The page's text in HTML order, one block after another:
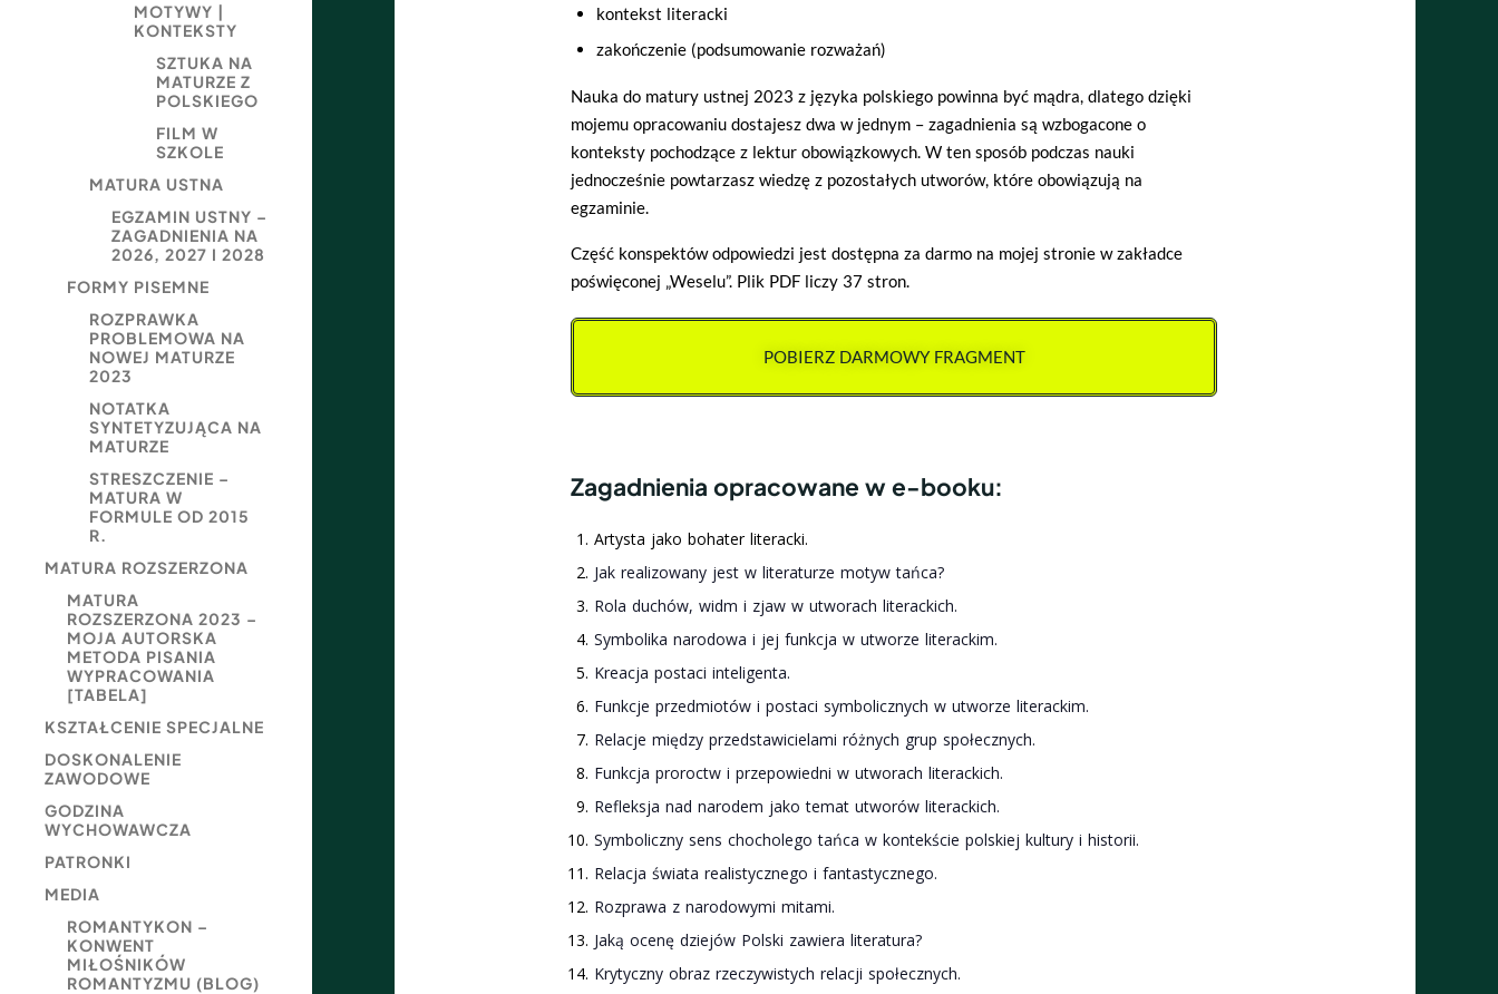
MOTYWY |
KONTEKSTY
SZTUKA NA
MATURZE Z
POLSKIEGO
FILM W
SZKOLE
MATURA USTNA
EGZAMIN USTNY –
ZAGADNIENIA NA
2026, 2027 I 2028
FORMY PISEMNE
ROZPRAWKA
PROBLEMOWA NA
NOWEJ MATURZE
2023
NOTATKA
SYNTETYZUJĄCA NA
MATURZE
STRESZCZENIE –
MATURA W
FORMULE OD 2015
R.
MATURA ROZSZERZONA
MATURA
ROZSZERZONA 2023 –
MOJA AUTORSKA
METODA PISANIA
WYPRACOWANIA
[TABELA]
KSZTAŁCENIE SPECJALNE
DOSKONALENIE
ZAWODOWE
GODZINA
WYCHOWAWCZA
PATRONKI
MEDIA
ROMANTYKON –
KONWENT
MIŁOŚNIKÓW
ROMANTYZMU (BLOG)
kontekst literacki
zakończenie (podsumowanie rozważań)
Nauka do matury ustnej 2023 z języka polskiego powinna być mądra, dlatego dzięki
mojemu opracowaniu dostajesz dwa w jednym – zagadnienia są wzbogacone o
konteksty pochodzące z lektur obowiązkowych. W ten sposób podczas nauki
jednocześnie powtarzasz wiedzę z pozostałych utworów, które obowiązują na
egzaminie.
Część konspektów odpowiedzi jest dostępna za darmo na mojej stronie w zakładce
poświęconej „Weselu”. Plik PDF liczy 37 stron.
POBIERZ DARMOWY FRAGMENT
Zagadnienia opracowane w e-booku:
Artysta jako bohater literacki.
Jak realizowany jest w literaturze motyw tańca?
Rola duchów, widm i zjaw w utworach literackich.
Symbolika narodowa i jej funkcja w utworze literackim.
Kreacja postaci inteligenta.
Funkcje przedmiotów i postaci symbolicznych w utworze literackim.
Relacje między przedstawicielami różnych grup społecznych.
Funkcja proroctw i przepowiedni w utworach literackich.
Refleksja nad narodem jako temat utworów literackich.
Symboliczny sens chocholego tańca w kontekście polskiej kultury i historii.
Relacja świata realistycznego i fantastycznego.
Rozprawa z narodowymi mitami.
Jaką ocenę dziejów Polski zawiera literatura?
Krytyczny obraz rzeczywistych relacji społecznych.